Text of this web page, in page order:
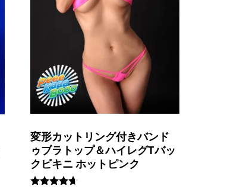
変形カットリング付きバンド
ゥブラトップ＆ハイレグTバッ
クビキニ ホットピンク